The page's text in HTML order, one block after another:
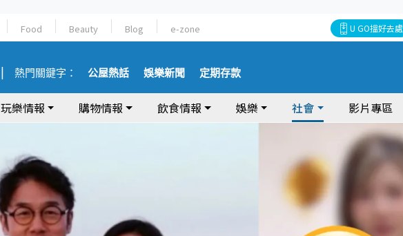
Food Beauty Blog e-zone U GO搵好去處
熱門關鍵字： 公屋熱話 娛樂新聞 定期存款
玩樂情報 購物情報 飲食情報 娛樂 社會 影片專區